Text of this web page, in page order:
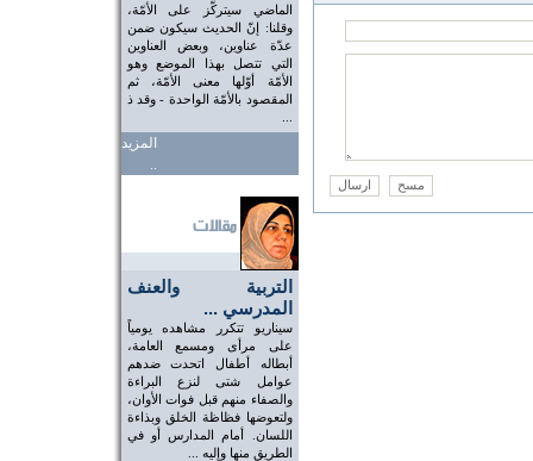
الماضي سيتركّز على الأمّة،
وقلنا: إنّ الحديث سيكون ضمن
عدّة عناوين، وبعض العناوين
التي تتصل بهذا الموضع وهو
الأمّة أوّلها معنى الأمّة، ثم
المقصود بالأمّة الواحدة - وقد ذ
المزيد
..
التربية والعنف
المدرسي ...
سيناريو تتكرر مشاهده يومياً
على مرأى ومسمع العامة،
أبطاله أطفال اتحدت ضدهم
عوامل شتى لنزع البراءة
والصفاء منهم قبل فوات الأوان،
ولتعوضها فظاظة الخلق وبذاءة
اللسان. أمام المدارس أو في
الطريق منها وإليه ...